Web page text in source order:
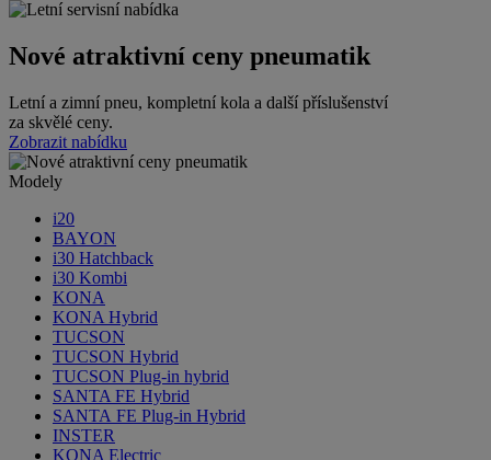
Nové atraktivní ceny pneumatik
Letní a zimní pneu, kompletní kola a další příslušenství
za skvělé ceny.
Zobrazit nabídku
Modely
i20
BAYON
i30 Hatchback
i30 Kombi
KONA
KONA Hybrid
TUCSON
TUCSON Hybrid
TUCSON Plug-in hybrid
SANTA FE Hybrid
SANTA FE Plug-in Hybrid
INSTER
KONA Electric